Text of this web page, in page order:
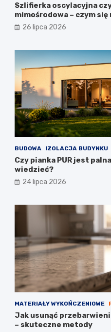
Szlifierka oscylacyjna
mimośrodowa – czym się
26 lipca 2026
BUDOWA IZOLACJA BUDYNKU
Czy pianka PUR jest
wiedzieć?
24 lipca 2026
MATERIAŁY WYKOŃCZENIOWE
Jak usunąć
– skuteczne metody